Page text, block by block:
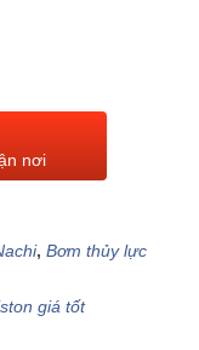
nơi
,Bơm thủy lực
giá tốt